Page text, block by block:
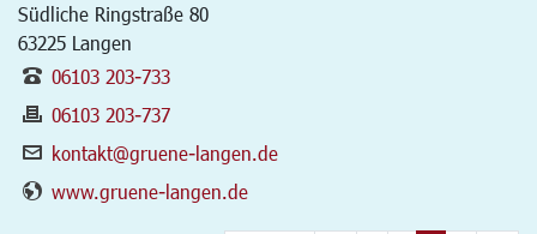
Südliche Ringstraße 80
63225 Langen
06103 203-733
06103 203-737
kontakt@gruene-langen.de
www.gruene-langen.de